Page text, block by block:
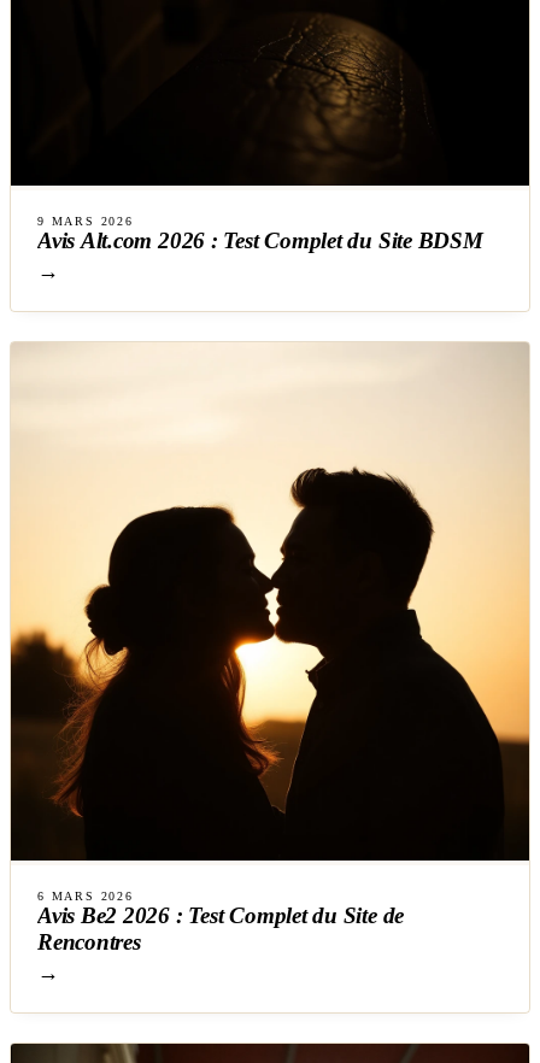
9 MARS 2026
Avis Alt.com 2026 : Test Complet du Site BDSM
→
6 MARS 2026
Avis Be2 2026 : Test Complet du Site de
Rencontres
→